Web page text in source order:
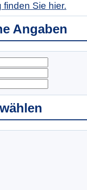
Sie hier.
Angaben